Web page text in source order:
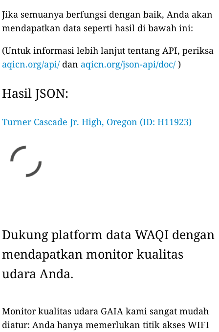
Jika semuanya berfungsi dengan baik, Anda akan
mendapatkan data seperti hasil di bawah ini:
(Untuk informasi lebih lanjut tentang API, periksa
aqicn.org/api/ dan aqicn.org/json-api/doc/ )
Hasil JSON:
Turner Cascade Jr. High, Oregon (ID: H11923)
Dukung platform data WAQI dengan
mendapatkan monitor kualitas
udara Anda.
Monitor kualitas udara GAIA kami sangat mudah
diatur: Anda hanya memerlukan titik akses WIFI